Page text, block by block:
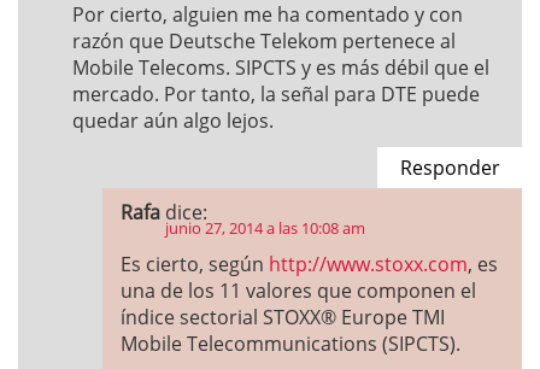
Por cierto, alguien me ha comentado y con
razón que Deutsche Telekom pertenece al
Mobile Telecoms. SIPCTS y es más débil que el
mercado. Por tanto, la señal para DTE puede
quedar aún algo lejos.
Responder
Rafa dice:
junio 27, 2014 a las 10:08 am
Es cierto, según http://www.stoxx.com, es
una de los 11 valores que componen el
índice sectorial STOXX® Europe TMI
Mobile Telecommunications (SIPCTS).